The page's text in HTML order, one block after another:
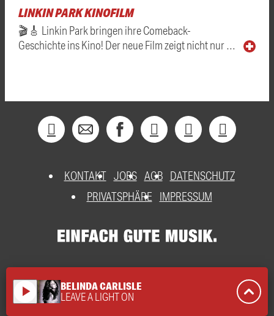
LINKIN PARK KINOFILM
🎬🎸 Linkin Park bringen ihre Comeback-
Geschichte ins Kino! Der neue Film zeigt nicht nur …
KONTAKT JOBS AGB DATENSCHUTZ
PRIVATSPHÄRE
IMPRESSUM
play_arrow BELINDA CARLISLE
LEAVE A LIGHT ON